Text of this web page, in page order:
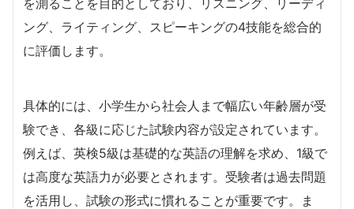
ング、ライティング、スピーキングの4技能を総合的
に評価します。
具体的には、小学生から社会人まで幅広い年齢層が受
験でき、各級に応じた試験内容が設定されています。
例えば、英検5級は基礎的な英語の理解を求め、1級で
は高度な英語力が必要とされます。受験者は過去問題
を活用し、試験の形式に慣れることが重要です。ま